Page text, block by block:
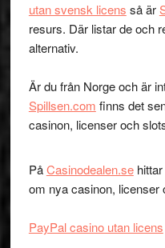
utan svensk licens så är
resurs. Där listar de och
alternativ.
Är du från Norge och är
Spillsen.com finns det
casinon, licenser och
PåCasinodealen.sehittar
om nya casinon, licenser
PayPal casino utan licens